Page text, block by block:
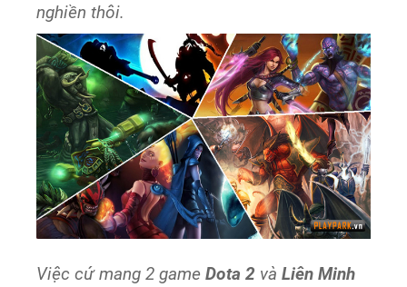
nghiền thôi.
Việc cứ mang 2 gameDota 2 vàLiên Minh